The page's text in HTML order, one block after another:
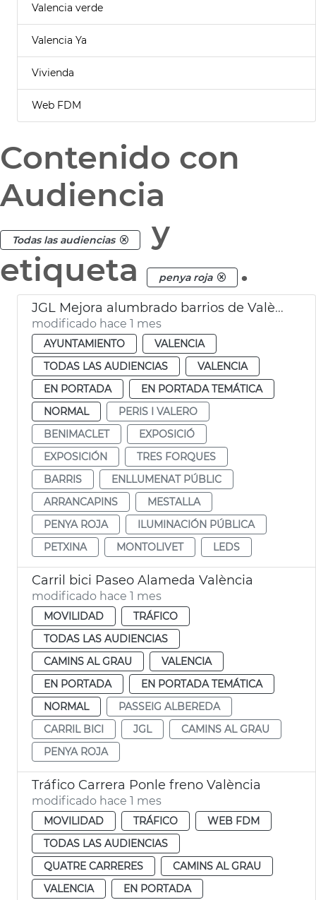
Valencia verde
Valencia Ya
Vivienda
Web FDM
Contenido con
Audiencia
Todas las audiencias
y
etiqueta
penya roja .
JGL Mejora alumbrado barrios de València
modificado hace 1 mes
AYUNTAMIENTO
VALENCIA
TODAS LAS AUDIENCIAS
VALENCIA
EN PORTADA
EN PORTADA TEMÁTICA
NORMAL
PERIS I VALERO
BENIMACLET
EXPOSICIÓ
EXPOSICIÓN
TRES FORQUES
BARRIS
ENLLUMENAT PÚBLIC
ARRANCAPINS
MESTALLA
PENYA ROJA
ILUMINACIÓN PÚBLICA
PETXINA
MONTOLIVET LEDS
Carril bici Paseo Alameda València
modificado hace 1 mes
MOVILIDAD
TRÁFICO
TODAS LAS AUDIENCIAS
CAMINS AL GRAU
VALENCIA
EN PORTADA
EN PORTADA TEMÁTICA
NORMAL
PASSEIG ALBEREDA
CARRIL BICI
JGL
CAMINS AL GRAU
PENYA ROJA
Tráfico Carrera Ponle freno València
modificado hace 1 mes
MOVILIDAD TRÁFICO
WEB FDM
TODAS LAS AUDIENCIAS
QUATRE CARRERES
CAMINS AL GRAU
VALENCIA
EN PORTADA